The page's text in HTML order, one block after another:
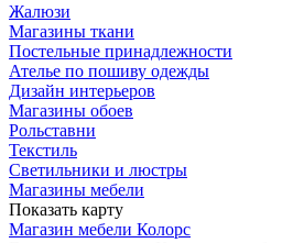
Жалюзи
Магазины ткани
Постельные принадлежности
Ателье по пошиву одежды
Дизайн интерьеров
Магазины обоев
Рольставни
Текстиль
Светильники и люстры
Магазины мебели
Показать карту
Магазин мебели Колорс